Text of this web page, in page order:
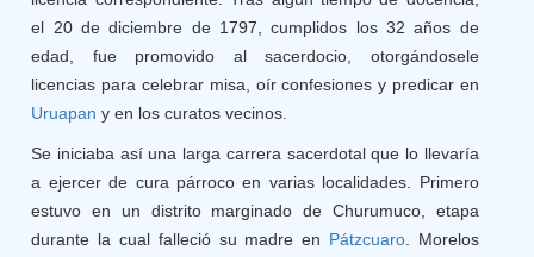
el 20 de diciembre de 1797, cumplidos los 32 años de
edad, fue promovido al sacerdocio, otorgándosele
licencias para celebrar misa, oír confesiones y predicar en
Uruapan y en los curatos vecinos.
Se iniciaba así una larga carrera sacerdotal que lo llevaría
a ejercer de cura párroco en varias localidades. Primero
estuvo en un distrito marginado de Churumuco, etapa
durante la cual falleció su madre en Pátzcuaro. Morelos